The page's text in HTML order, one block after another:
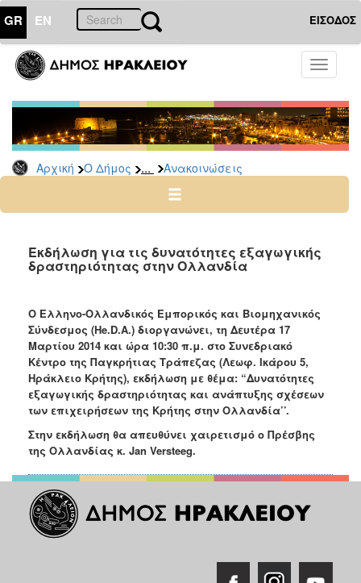
GR EN ΕΙΣΟΔΟΣ
Toggle
Αρχική Ο Δήμος ... Ανακοινώσεις
ΔΗΜΟΣ
Υπηρεσίες
Φορείς
Δημοτικές
Υπηρεσίες
Ηλεκτρονική
Διακυβέρνηση
Επιτροπές
Αγροτική
Ανάπτυξη
Ανακοινώσεις
Προγράμματα
Προσχολική
Αγωγή
Κοιμητήρια
Κέντρο
Οικογένειας
Εκδήλωση για τις δυνατότητες εξαγωγικής
δραστηριότητας στην Ολλανδία
Ο Ελληνο-Ολλανδικός Εμπορικός και Βιομηχανικός
Σύνδεσμος (He.D.A.) διοργανώνει, τη Δευτέρα 17
Μαρτίου 2014 και ώρα 10:30 π.μ. στο Συνεδριακό
Κέντρο της Παγκρήτιας Τράπεζας (Λεωφ. Ικάρου 5,
Ηράκλειο Κρήτης), εκδήλωση με θέμα: “Δυνατότητες
εξαγωγικής δραστηριότητας και ανάπτυξης σχέσεων
των επιχειρήσεων της Κρήτης στην Ολλανδία’’.
Στην εκδήλωση θα απευθύνει χαιρετισμό ο Πρέσβης
της Ολλανδίας κ. Jan Versteeg.